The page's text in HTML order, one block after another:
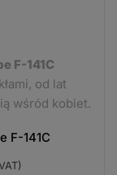
F-141C
od lat
wśród kobiet.
F-141C